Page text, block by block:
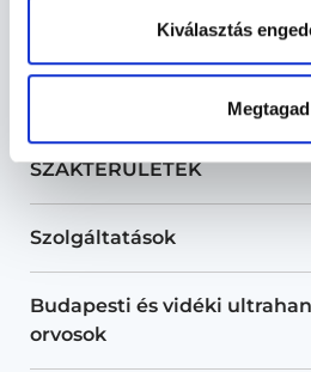
Kiválasztás
Megtagad
Ultrahangos
Ultrahang
Ultrahang TERÜLETHEZ
SZAKTERÜLETEK
Szolgáltatások
Budapesti és vidéki
orvosok